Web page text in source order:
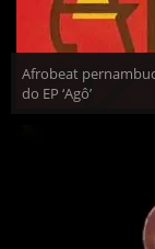
Afrobeat
do EP ‘Agô’